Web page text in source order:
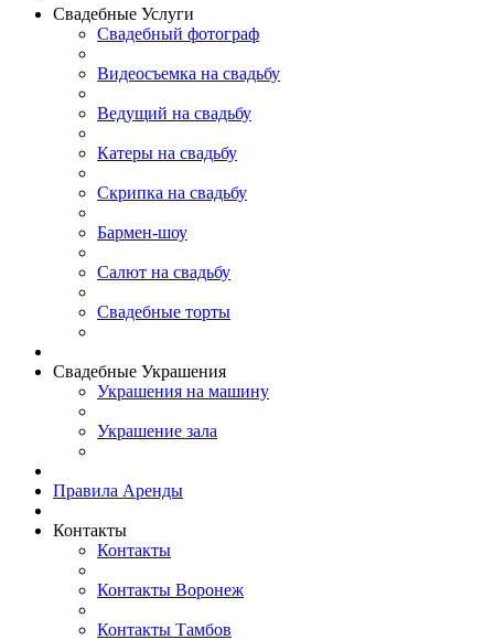
Свадебные Услуги
Свадебный фотограф
Видеосъемка на свадьбу
Ведущий на свадьбу
Катеры на свадьбу
Скрипка на свадьбу
Бармен-шоу
Салют на свадьбу
Свадебные торты
Свадебные Украшения
Украшения на машину
Украшение зала
Правила Аренды
Контакты
Контакты
Контакты Воронеж
Контакты Тамбов